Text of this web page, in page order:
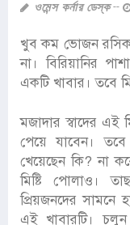
ওমেন্স কর্নার ডেস্ক
খুব কম ভোজন রসিক
না। বিরিয়ানির
একটি খাবার। তবে
মজাদার স্বাদের এই
পেয়ে যাবেন।
খেয়েছেন কি? না
মিষ্টি পোলাও।
প্রিয়জনদের সামনে
এই খাবারটি। চলুন